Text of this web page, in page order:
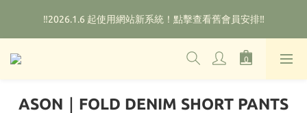
🌟購物滿HKD800即可享香港免運費（不包含手續費）*部分商品
除外
‼️2026.1.6 起使用網站新系統！點擊查看舊會員安排‼️
🌟購物滿HKD800即可享香港免運費（不包含手續費）*部分商品
ASON｜FOLD DENIM SHORT PANTS